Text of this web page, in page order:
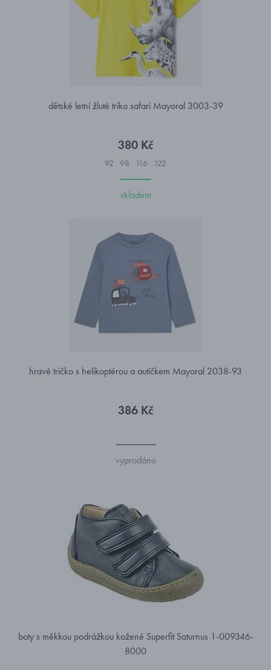
dětské letní žluté triko safari Mayoral 3003-39
380 Kč
92 98 116 122
skladem
hravé tričko s helikoptérou a autíčkem Mayoral 2038-93
386 Kč
vyprodáno
boty s měkkou podrážkou kožené Superfit Saturnus 1-009346-
8000